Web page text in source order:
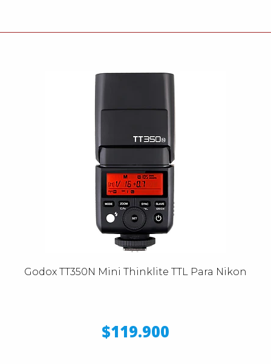
Godox TT350N Mini Thinklite TTL Para Nikon
$119.900